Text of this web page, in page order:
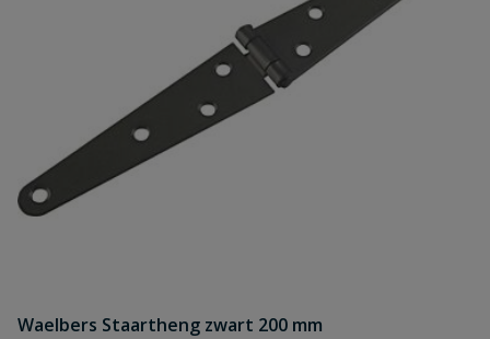
Waelbers Staartheng zwart 200 mm